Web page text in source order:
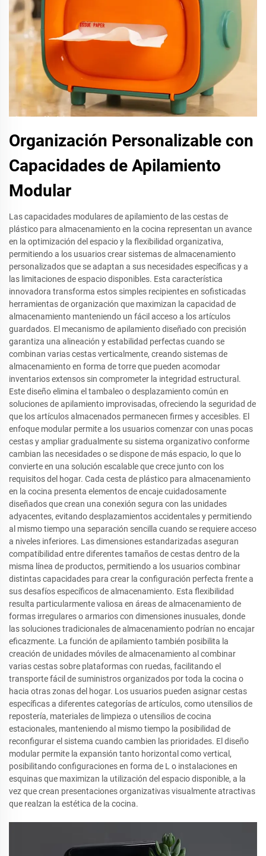
Organización Personalizable con
Capacidades de Apilamiento
Modular
Las capacidades modulares de apilamiento de las cestas de
plástico para almacenamiento en la cocina representan un avance
en la optimización del espacio y la flexibilidad organizativa,
permitiendo a los usuarios crear sistemas de almacenamiento
personalizados que se adaptan a sus necesidades específicas y a
las limitaciones de espacio disponibles. Esta característica
innovadora transforma estos simples recipientes en sofisticadas
herramientas de organización que maximizan la capacidad de
almacenamiento manteniendo un fácil acceso a los artículos
guardados. El mecanismo de apilamiento diseñado con precisión
garantiza una alineación y estabilidad perfectas cuando se
combinan varias cestas verticalmente, creando sistemas de
almacenamiento en forma de torre que pueden acomodar
inventarios extensos sin comprometer la integridad estructural.
Este diseño elimina el tambaleo o desplazamiento común en
soluciones de apilamiento improvisadas, ofreciendo la seguridad de
que los artículos almacenados permanecen firmes y accesibles. El
enfoque modular permite a los usuarios comenzar con unas pocas
cestas y ampliar gradualmente su sistema organizativo conforme
cambian las necesidades o se dispone de más espacio, lo que lo
convierte en una solución escalable que crece junto con los
requisitos del hogar. Cada cesta de plástico para almacenamiento
en la cocina presenta elementos de encaje cuidadosamente
diseñados que crean una conexión segura con las unidades
adyacentes, evitando desplazamientos accidentales y permitiendo
al mismo tiempo una separación sencilla cuando se requiere acceso
a niveles inferiores. Las dimensiones estandarizadas aseguran
compatibilidad entre diferentes tamaños de cestas dentro de la
misma línea de productos, permitiendo a los usuarios combinar
distintas capacidades para crear la configuración perfecta frente a
sus desafíos específicos de almacenamiento. Esta flexibilidad
resulta particularmente valiosa en áreas de almacenamiento de
formas irregulares o armarios con dimensiones inusuales, donde
las soluciones tradicionales de almacenamiento podrían no encajar
eficazmente. La función de apilamiento también posibilita la
creación de unidades móviles de almacenamiento al combinar
varias cestas sobre plataformas con ruedas, facilitando el
transporte fácil de suministros organizados por toda la cocina o
hacia otras zonas del hogar. Los usuarios pueden asignar cestas
específicas a diferentes categorías de artículos, como utensilios de
repostería, materiales de limpieza o utensilios de cocina
estacionales, manteniendo al mismo tiempo la posibilidad de
reconfigurar el sistema cuando cambien las prioridades. El diseño
modular permite la expansión tanto horizontal como vertical,
posibilitando configuraciones en forma de L o instalaciones en
esquinas que maximizan la utilización del espacio disponible, a la
vez que crean presentaciones organizativas visualmente atractivas
que realzan la estética de la cocina.